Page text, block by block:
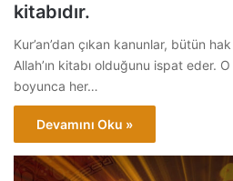
kitabıdır.
Kur’an’dan çıkan kanunlar, bütün hak
Allah’ın kitabı olduğunu ispat eder.
boyunca her…
Devamını Oku »